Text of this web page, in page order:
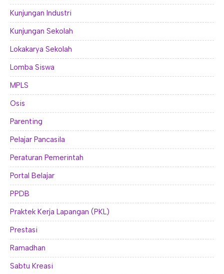
Kunjungan Industri
Kunjungan Sekolah
Lokakarya Sekolah
Lomba Siswa
MPLS
Osis
Parenting
Pelajar Pancasila
Peraturan Pemerintah
Portal Belajar
PPDB
Praktek Kerja Lapangan (PKL)
Prestasi
Ramadhan
Sabtu Kreasi